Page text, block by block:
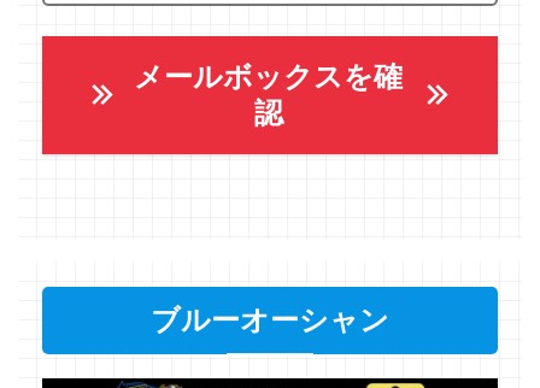
メールボックスを確
認
ブルーオーシャン